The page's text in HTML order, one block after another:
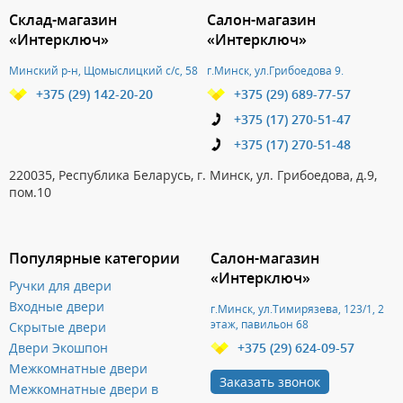
Популярные категории
Ручки для двери
Входные двери
Скрытые двери
Двери Экошпон
Межкомнатные двери
Межкомнатные двери в
Склад-магазин
«Интерключ»
Минский р-н, Щомыслицкий с/с, 58
+375 (29) 142-20-20
Салон-магазин
«Интерключ»
г.Минск, ул.Грибоедова 9.
+375 (29) 689-77-57
+375 (17) 270-51-47
+375 (17) 270-51-48
220035, Республика Беларусь, г. Минск, ул. Грибоедова, д.9,
пом.10
Салон-магазин
«Интерключ»
г.Минск, ул.Тимирязева, 123/1, 2
этаж, павильон 68
+375 (29) 624-09-57
Заказать звонок